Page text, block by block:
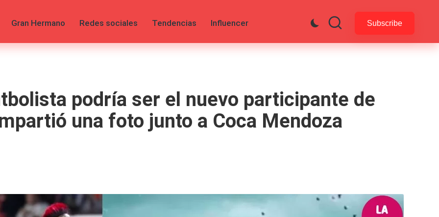
Gran Hermano Redes sociales Tendencias Influencer Subscribe
podría ser el nuevo participante de
una foto junto a Coca Mendoza